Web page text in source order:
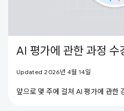
AI 평가에 관한 과정 수
Updated 2026년 4월 14일
앞으로 몇 주에 걸쳐 AI 평가에 관한